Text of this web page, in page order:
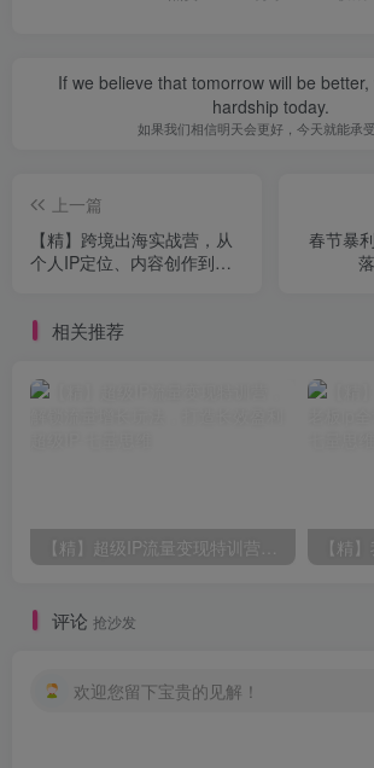
If we believe that tomorrow will be
hardship today.
如果我们相信明天会更好，今天就能承
上一篇
【精】跨境出海实战营，从
个人IP定位、内容创作到
春节暴
相关推荐
评论 抢沙发
欢迎您留下宝贵的见解！